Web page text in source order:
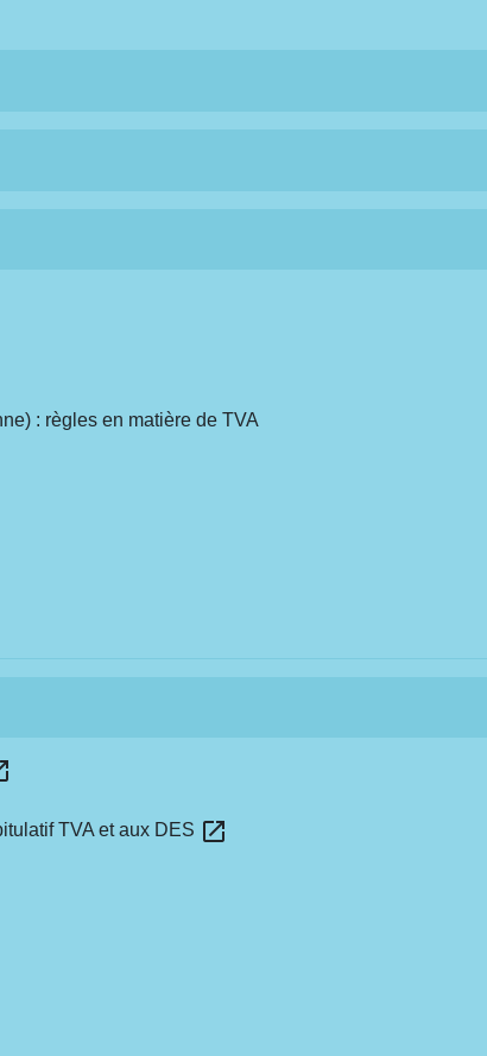
: règles en matière de TVA
TVA et aux DES open_in_new